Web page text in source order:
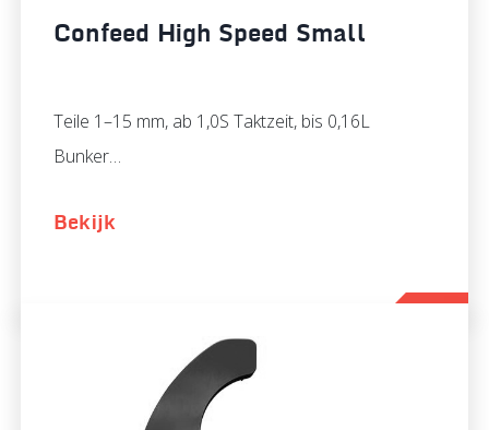
Confeed High Speed Small
Teile 1–15 mm, ab 1,0S Taktzeit, bis 0,16L
Bunker…
Bekijk